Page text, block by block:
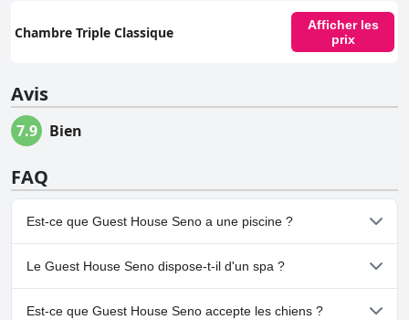
Chambre Triple Classique
Afficher les
prix
Avis
7.9 Bien
FAQ
Est-ce que Guest House Seno a une piscine ?
Non, Guest House Seno n'a pas de piscine.
Le Guest House Seno dispose-t-il d'un spa ?
Non, il n'y a pas de spa à Guest House Seno.
Est-ce que Guest House Seno accepte les chiens ?